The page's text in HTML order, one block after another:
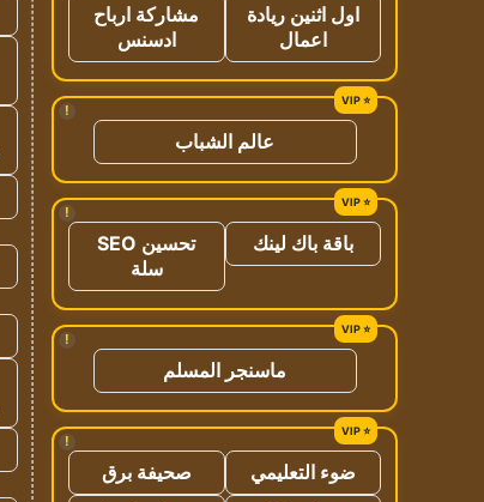
اول اثنين ريادة
اعمال
مشاركة ارباح
ادسنس
!
عالم الشباب
!
باقة باك لينك
تحسين SEO
سلة
!
ماسنجر المسلم
!
ضوء التعليمي
صحيفة برق